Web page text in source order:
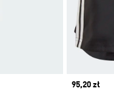
Current
95,20 zł